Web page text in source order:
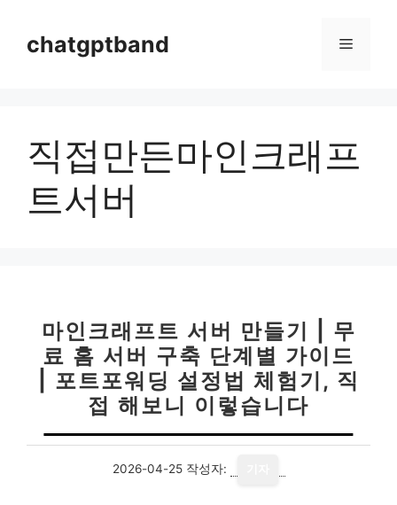
chatgptband 메
직접만든마인크래프
트서버
마인크래프트 서버 만들기 | 무
료 홈 서버 구축 단계별 가이드
| 포트포워딩 설정법 체험기, 직
접 해보니 이렇습니다
2026-04-25 작성자: